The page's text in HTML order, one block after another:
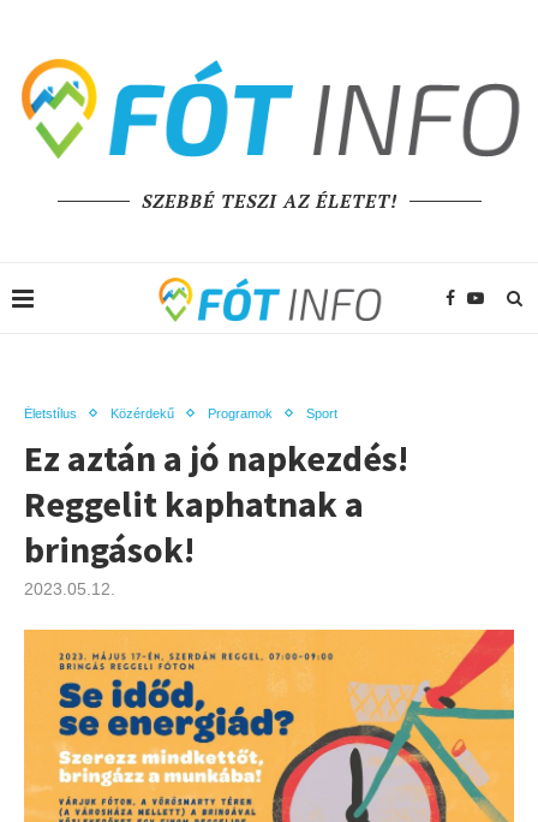
SZEBBÉ TESZI AZ ÉLETET!
Életstílus Közérdekű Programok Sport
Ez aztán a jó napkezdés!
Reggelit kaphatnak a
bringások!
2023.05.12.